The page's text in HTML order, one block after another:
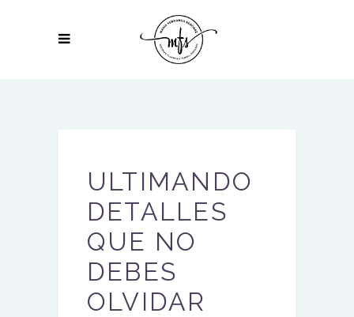
ULTIMANDO
DETALLES
QUE NO
DEBES
OLVIDAR